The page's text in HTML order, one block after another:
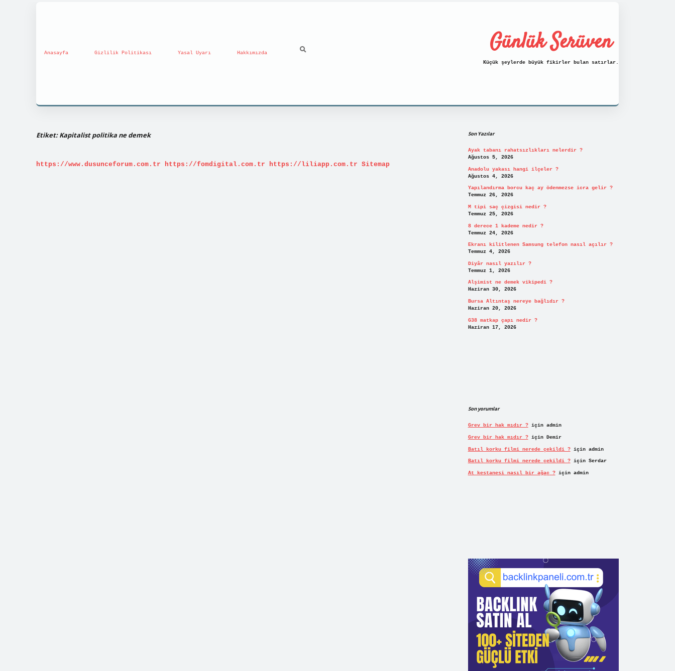
Anasayfa Gizlilik Politikası Yasal Uyarı Hakkımızda Günlük Serüven
Küçük şeylerde büyük fikirler bulan satırlar.
Etiket:Kapitalist politika ne demek
https://www.dusunceforum.com.tr https://fomdigital.com.tr https://liliapp.com.tr Sitemap
Son Yazılar
Ayak tabanı rahatsızlıkları nelerdir ?
Ağustos 5, 2026
Anadolu yakası hangi ilçeler ?
Ağustos 4, 2026
Yapılandırma borcu kaç ay ödenmezse icra gelir ?
Temmuz 26, 2026
M tipi saç çizgisi nedir ?
Temmuz 25, 2026
8 derece 1 kademe nedir ?
Temmuz 24, 2026
Ekranı kilitlenen Samsung telefon nasıl açılır ?
Temmuz 4, 2026
Diyâr nasıl yazılır ?
Temmuz 1, 2026
Alşimist ne demek vikipedi ?
Haziran 30, 2026
Bursa Altıntaş nereye bağlıdır ?
Haziran 20, 2026
G38 matkap çapı nedir ?
Haziran 17, 2026
Son yorumlar
Grev bir hak mıdır ?için admin
Grev bir hak mıdır ?için Demir
Batıl korku filmi nerede çekildi ?için admin
Batıl korku filmi nerede çekildi ?için Serdar
At kestanesi nasıl bir ağaç ?için admin